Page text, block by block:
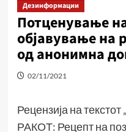
Дезинформации
Потценување
објавување на
од анонимна
02/11/2021
Рецензија на
РАКОТ: Рецепт на